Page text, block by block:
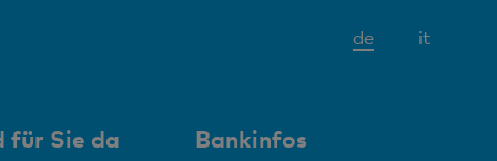
deAktives
it
für Sie da Bankinfos